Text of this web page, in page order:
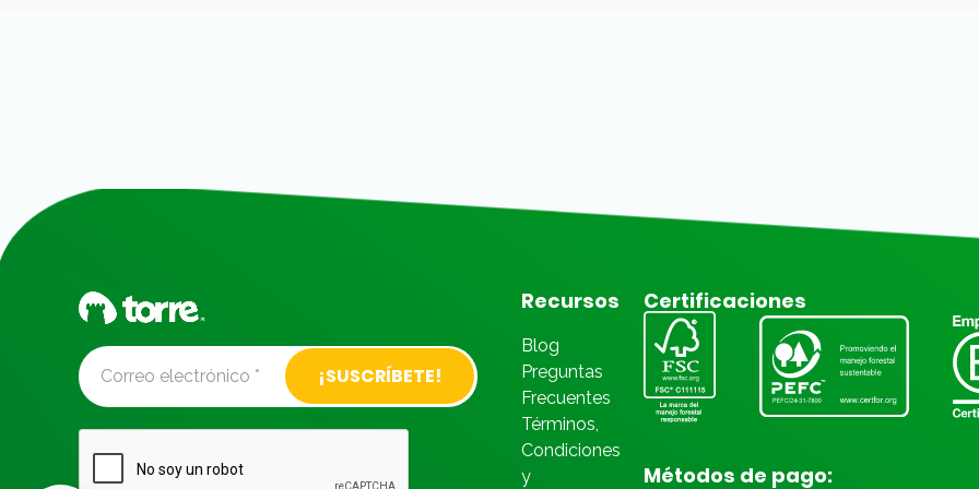
Alternative:
Recursos
Blog
Preguntas
Frecuentes
Términos,
Condiciones
y
Certificaciones
Métodos de pago: